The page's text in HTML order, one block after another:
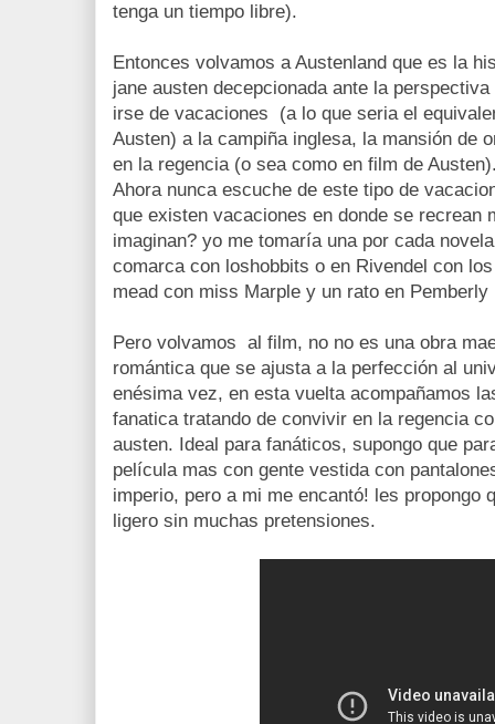
tenga un tiempo libre).
Entonces volvamos a Austenland que es la
jane austen decepcionada ante la
irse de vacaciones (a lo que seria el
Austen) a la campiña inglesa, la mansión de
en la regencia (o sea como en film de
Ahora nunca escuche de este tipo de
que existen vacaciones en donde se recrean
imaginan? yo me tomaría una por cada
comarca con loshobbits o en Rivendel con
mead con miss Marple y un rato en
Pero volvamos al film, no no es una obra
romántica que se ajusta a la perfección al
enésima vez, en esta vuelta acompañamos
fanatica tratando de convivir en la regencia
austen. Ideal para fanáticos, supongo que
película mas con gente vestida con
imperio, pero a mi me encantó! les propongo
ligero sin muchas pretensiones.